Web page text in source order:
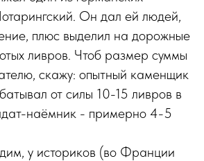
Он дал ей людей,
плюс выделил на дорожные
ливров. Чтоб размер суммы
скажу: опытный каменщик
от силы 10-15 ливров в
наёмник - примерно 4-5
у историков (во Франции